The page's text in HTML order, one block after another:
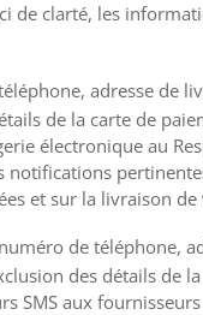
de clarté, les
adresse de
de la carte de
électronique au
et sur la livraison
de téléphone,
des détails de
SMS aux